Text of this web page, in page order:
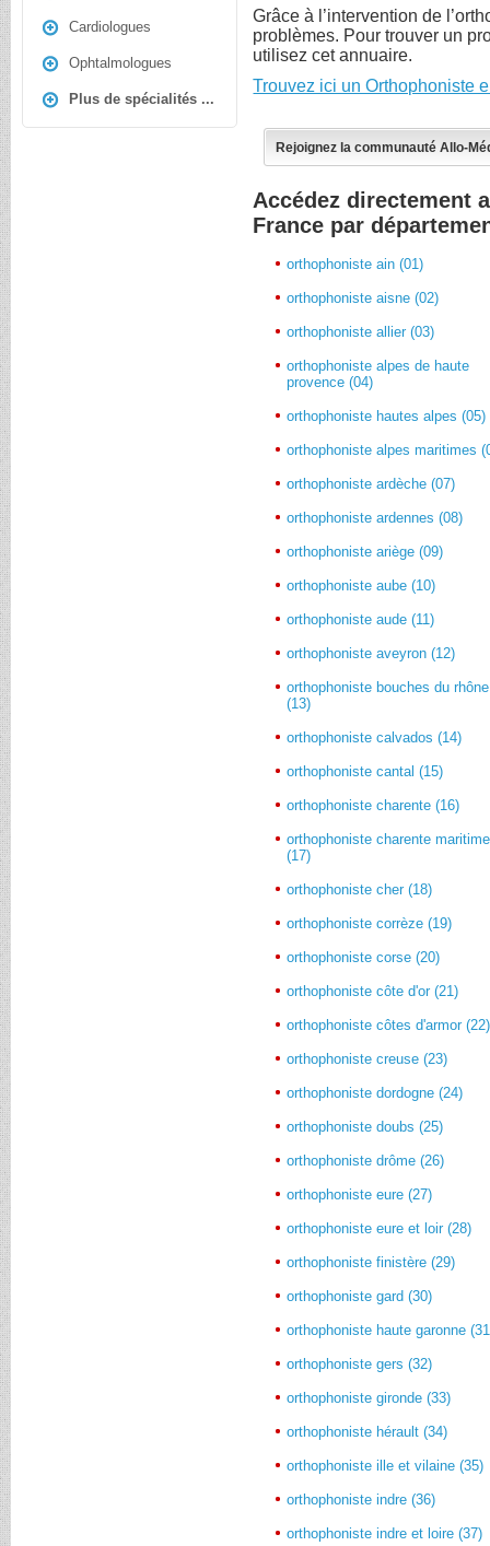
Cardiologues
Ophtalmologues
Plus de spécialités ...
Grâce à l’intervention de
problèmes. Pour trouver un
utilisez cet annuaire.
Trouvez ici un Orthophoniste
Rejoignez la communauté Allo-
Accédez directement
France par
orthophoniste ain (01)
orthophoniste aisne (02)
orthophoniste allier (03)
orthophoniste alpes de haute
provence (04)
orthophoniste hautes alpes (05)
orthophoniste alpes maritimes
orthophoniste ardèche (07)
orthophoniste ardennes (08)
orthophoniste ariège (09)
orthophoniste aube (10)
orthophoniste aude (11)
orthophoniste aveyron (12)
orthophoniste bouches du rhône
(13)
orthophoniste calvados (14)
orthophoniste cantal (15)
orthophoniste charente (16)
orthophoniste charente maritime
(17)
orthophoniste cher (18)
orthophoniste corrèze (19)
orthophoniste corse (20)
orthophoniste côte d'or (21)
orthophoniste côtes d'armor (22)
orthophoniste creuse (23)
orthophoniste dordogne (24)
orthophoniste doubs (25)
orthophoniste drôme (26)
orthophoniste eure (27)
orthophoniste eure et loir (28)
orthophoniste finistère (29)
orthophoniste gard (30)
orthophoniste haute garonne
orthophoniste gers (32)
orthophoniste gironde (33)
orthophoniste hérault (34)
orthophoniste ille et vilaine (35)
orthophoniste indre (36)
orthophoniste indre et loire (37)